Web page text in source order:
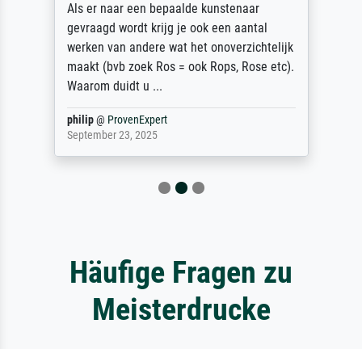
Als er naar een bepaalde kunstenaar
gevraagd wordt krijg je ook een aantal
werken van andere wat het onoverzichtelijk
maakt (bvb zoek Ros = ook Rops, Rose etc).
Waarom duidt u ...
philip@ ProvenExpert
September 23, 2025
Häufige Fragen zu
Meisterdrucke